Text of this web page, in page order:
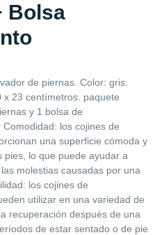
Bolsa
de piernas. Color: gris.
x 23 centímetros. paquete
y 1 bolsa de
los cojines de
una superficie cómoda y
pies, lo que puede ayudar a
molestias causadas por una
los cojines de
utilizar en una variedad de
recuperación después de una
de estar sentado o de pie